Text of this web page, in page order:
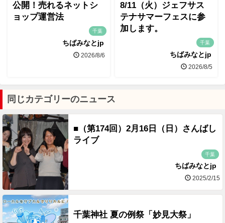
公開！売れるネットシ
ョップ運営法
千葉
ちばみなとjp
2026/8/6
8/11（火）ジェフサス
テナサマーフェスに参
加します。
千葉
ちばみなとjp
2026/8/5
同じカテゴリーのニュース
■（第174回）2月16日（日）さんばし
ライブ
千葉
ちばみなとjp
2025/2/15
千葉神社 夏の例祭「妙見大祭」